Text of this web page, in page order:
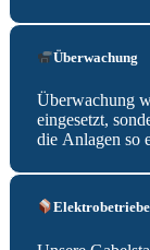
Überwachung
Überwachung
eingesetzt,
die Anlagen so